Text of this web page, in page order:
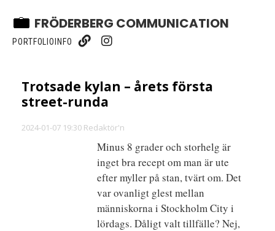
FRÖDERBERG COMMUNICATION
PORTFOLIOINFO
Trotsade kylan – årets första
street-runda
2024-01-07 19:30 Redaktör'n
Minus 8 grader och storhelg är
inget bra recept om man är ute
efter myller på stan, tvärt om. Det
var ovanligt glest mellan
människorna i Stockholm City i
lördags. Dåligt valt tillfälle? Nej,